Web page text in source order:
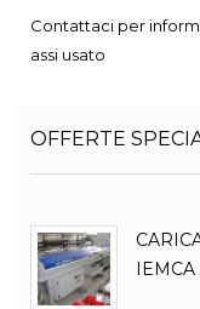
Contattaci per
assi usato
OFFERTE